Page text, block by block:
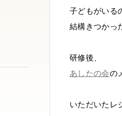
子どもがいる
結構きつかっ
研修後、
あしたの会の
いただいたレ